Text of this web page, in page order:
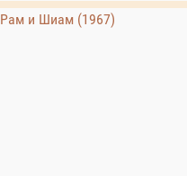
Рам и Шиам (1967)